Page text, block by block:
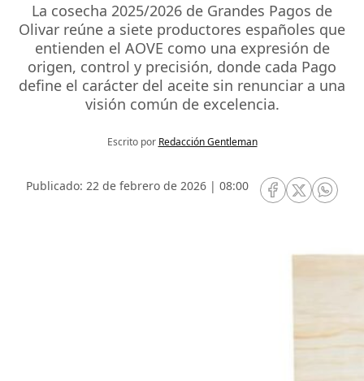
La cosecha 2025/2026 de Grandes Pagos de
Olivar reúne a siete productores españoles que
entienden el AOVE como una expresión de
origen, control y precisión, donde cada Pago
define el carácter del aceite sin renunciar a una
visión común de excelencia.
Escrito por Redacción Gentleman
Publicado: 22 de febrero de 2026 | 08:00
RRSS Facebook
RRSSRRSS